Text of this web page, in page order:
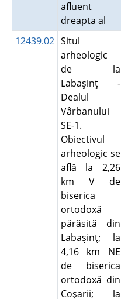
afluent
dreapta al
12439.02 Situl
arheologic
de la
Labaşinţ -
Dealul
Vârbanului
SE-1.
Obiectivul
arheologic se
află la 2,26
km V de
biserica
ortodoxă
părăsită din
Labaşinţ; la
4,16 km NE
de biserica
ortodoxă din
Coşarii; la